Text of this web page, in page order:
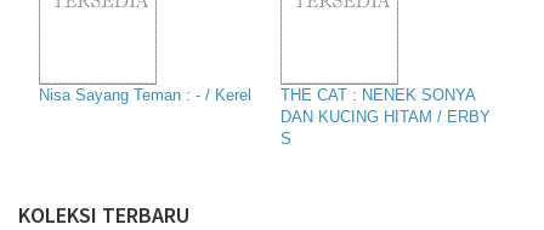
Nisa Sayang Teman : - / Kerel
THE CAT : NENEK SONYA
DAN KUCING HITAM / ERBY
S
KOLEKSI TERBARU